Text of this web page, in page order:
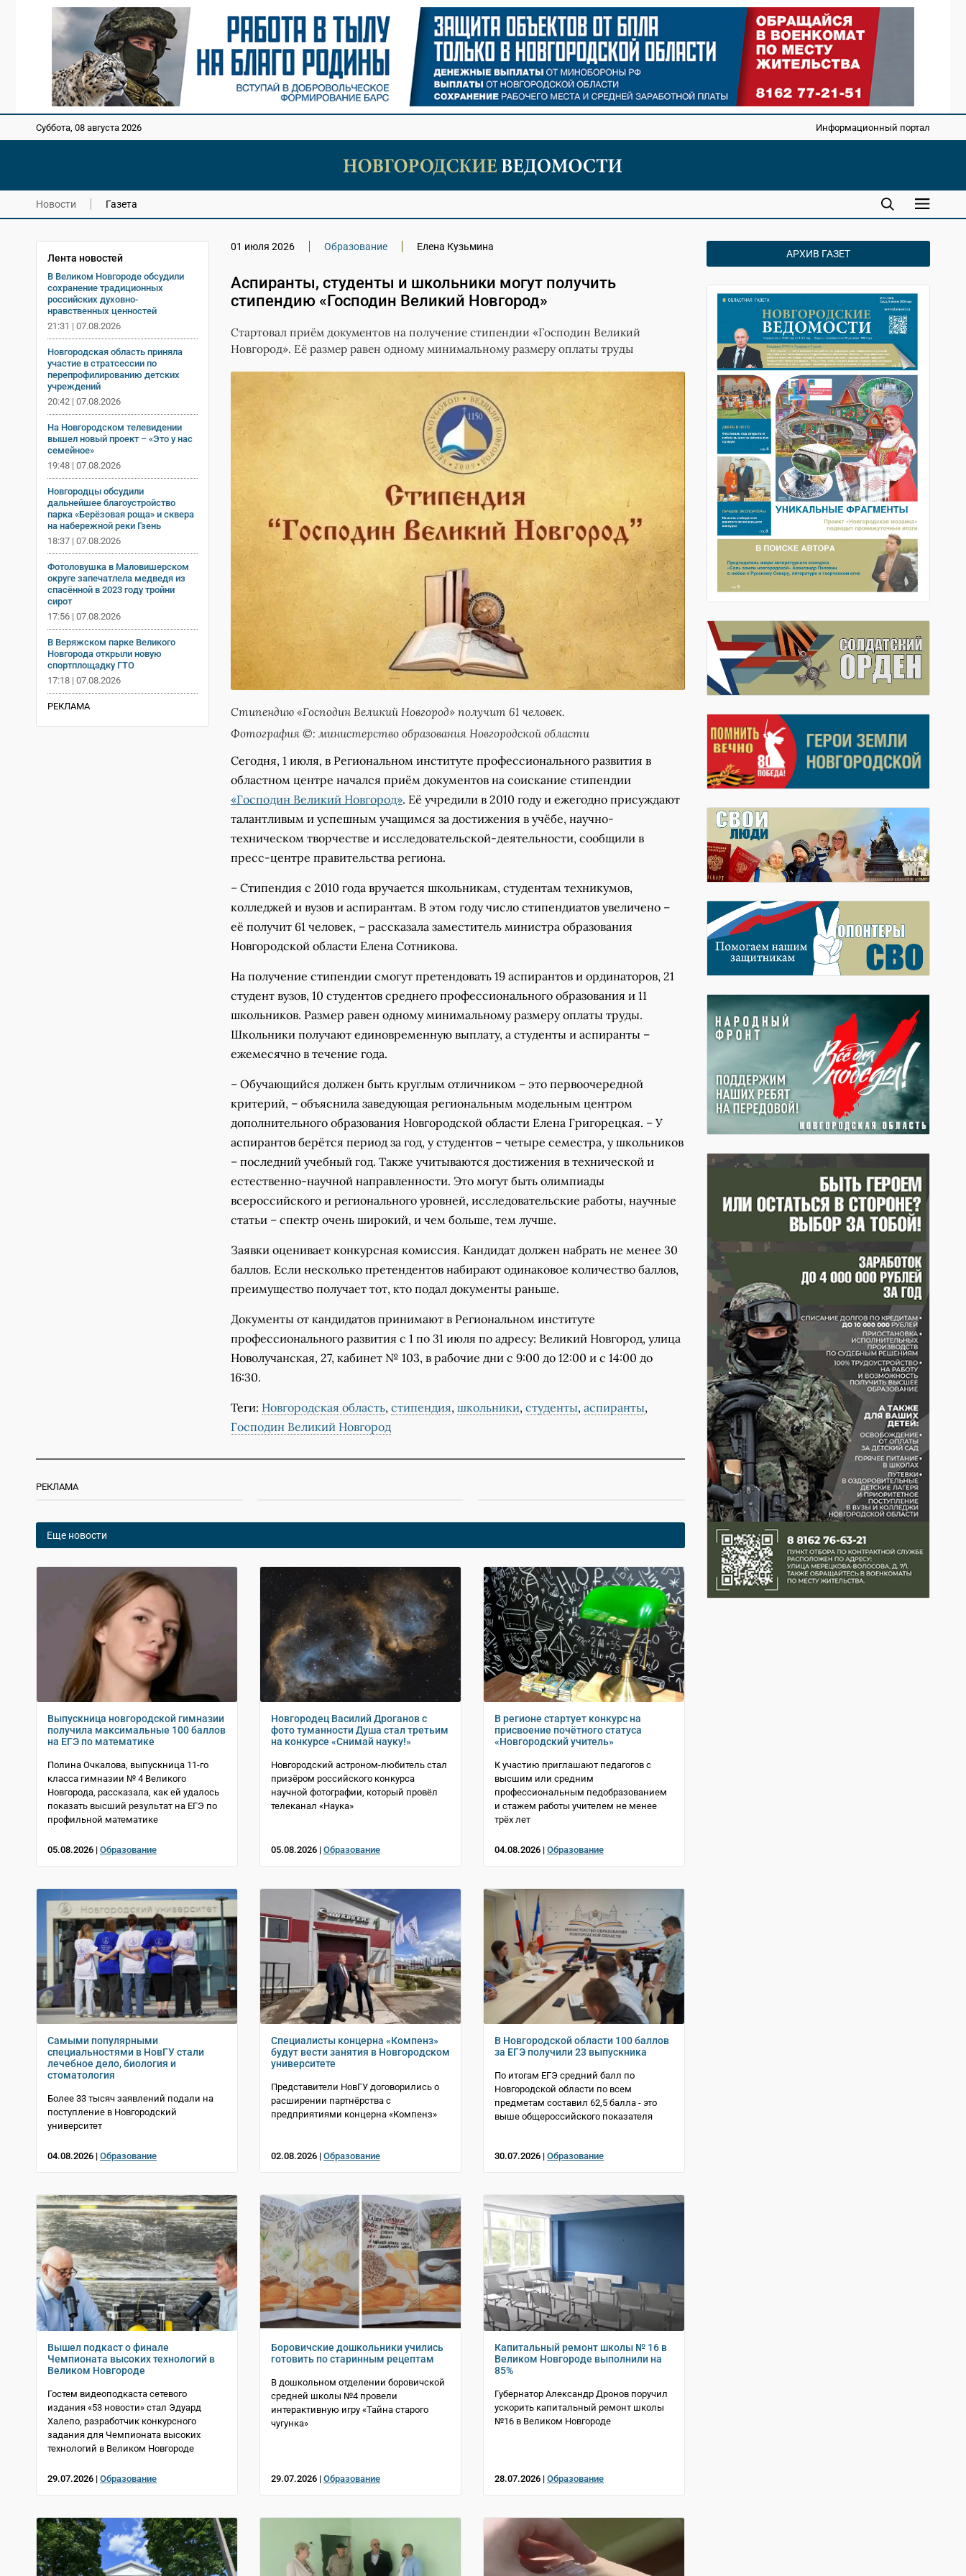
Суббота, 08 августа 2026 Информационный портал
Новости Газета
Лента новостей
В Великом Новгороде обсудили
сохранение традиционных
российских духовно-
нравственных ценностей
21:31 | 07.08.2026
Новгородская область приняла
участие в стратсессии по
перепрофилированию детских
учреждений
20:42 | 07.08.2026
На Новгородском телевидении
вышел новый проект – «Это у нас
семейное»
19:48 | 07.08.2026
Новгородцы обсудили
дальнейшее благоустройство
парка «Берёзовая роща» и сквера
на набережной реки Гзень
18:37 | 07.08.2026
Фотоловушка в Маловишерском
округе запечатлела медведя из
спасённой в 2023 году тройни
сирот
17:56 | 07.08.2026
В Веряжском парке Великого
Новгорода открыли новую
спортплощадку ГТО
17:18 | 07.08.2026
РЕКЛАМА
01 июля 2026 Образование Елена Кузьмина
Аспиранты, студенты и школьники могут получить
стипендию «Господин Великий Новгород»
Стартовал приём документов на получение стипендии «Господин Великий
Новгород». Её размер равен одному минимальному размеру оплаты труды
Стипендию «Господин Великий Новгород» получит 61 человек.
Фотография ©: министерство образования Новгородской области
Сегодня, 1 июля, в Региональном институте профессионального развития в
областном центре начался приём документов на соискание стипендии
«Господин Великий Новгород». Её учредили в 2010 году и ежегодно присуждают
талантливым и успешным учащимся за достижения в учёбе, научно-
техническом творчестве и исследовательской-деятельности, сообщили в
пресс-центре правительства региона.
– Стипендия с 2010 года вручается школьникам, студентам техникумов,
колледжей и вузов и аспирантам. В этом году число стипендиатов увеличено –
её получит 61 человек, – рассказала заместитель министра образования
Новгородской области Елена Сотникова.
На получение стипендии смогут претендовать 19 аспирантов и ординаторов, 21
студент вузов, 10 студентов среднего профессионального образования и 11
школьников. Размер равен одному минимальному размеру оплаты труды.
Школьники получают единовременную выплату, а студенты и аспиранты –
ежемесячно в течение года.
– Обучающийся должен быть круглым отличником – это первоочередной
критерий, – объяснила заведующая региональным модельным центром
дополнительного образования Новгородской области Елена Григорецкая. – У
аспирантов берётся период за год, у студентов – четыре семестра, у школьников
– последний учебный год. Также учитываются достижения в технической и
естественно-научной направленности. Это могут быть олимпиады
всероссийского и регионального уровней, исследовательские работы, научные
статьи – спектр очень широкий, и чем больше, тем лучше.
Заявки оценивает конкурсная комиссия. Кандидат должен набрать не менее 30
баллов. Если несколько претендентов набирают одинаковое количество баллов,
преимущество получает тот, кто подал документы раньше.
Документы от кандидатов принимают в Региональном институте
профессионального развития с 1 по 31 июля по адресу: Великий Новгород, улица
Новолучанская, 27, кабинет № 103, в рабочие дни с 9:00 до 12:00 и с 14:00 до
16:30.
Теги: Новгородская область, стипендия, школьники, студенты, аспиранты,
Господин Великий Новгород
РЕКЛАМА
Еще новости
Выпускница новгородской гимназии
получила максимальные 100 баллов
на ЕГЭ по математике
Полина Очкалова, выпускница 11-го
класса гимназии № 4 Великого
Новгорода, рассказала, как ей удалось
показать высший результат на ЕГЭ по
профильной математике
05.08.2026 | Образование
Новгородец Василий Дроганов с
фото туманности Душа стал третьим
на конкурсе «Снимай науку!»
Новгородский астроном-любитель стал
призёром российского конкурса
научной фотографии, который провёл
телеканал «Наука»
05.08.2026 | Образование
В регионе стартует конкурс на
присвоение почётного статуса
«Новгородский учитель»
К участию приглашают педагогов с
высшим или средним
профессиональным педобразованием
и стажем работы учителем не менее
трёх лет
04.08.2026 | Образование
Самыми популярными
специальностями в НовГУ стали
лечебное дело, биология и
стоматология
Более 33 тысяч заявлений подали на
поступление в Новгородский
университет
04.08.2026 | Образование
Специалисты концерна «Компенз»
будут вести занятия в Новгородском
университете
Представители НовГУ договорились о
расширении партнёрства с
предприятиями концерна «Компенз»
02.08.2026 | Образование
В Новгородской области 100 баллов
за ЕГЭ получили 23 выпускника
По итогам ЕГЭ средний балл по
Новгородской области по всем
предметам составил 62,5 балла - это
выше общероссийского показателя
30.07.2026 | Образование
Вышел подкаст о финале
Чемпионата высоких технологий в
Великом Новгороде
Гостем видеоподкаста сетевого
издания «53 новости» стал Эдуард
Халепо, разработчик конкурсного
задания для Чемпионата высоких
технологий в Великом Новгороде
29.07.2026 | Образование
Боровичские дошкольники учились
готовить по старинным рецептам
В дошкольном отделении боровичской
средней школы №4 провели
интерактивную игру «Тайна старого
чугунка»
29.07.2026 | Образование
Капитальный ремонт школы № 16 в
Великом Новгороде выполнили на
85%
Губернатор Александр Дронов поручил
ускорить капитальный ремонт школы
№16 в Великом Новгороде
28.07.2026 | Образование
АРХИВ ГАЗЕТ